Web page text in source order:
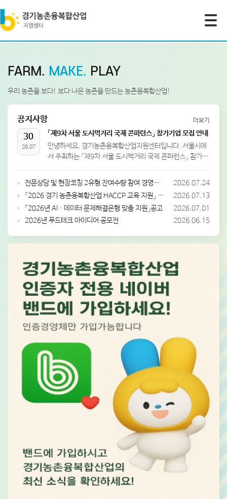
FARM. MAKE. PLAY
우리 농촌을 보다! 보다 나은 농촌을 만드는 농촌융복합산업!
공지사항 더보기
30
26.07
「제9차 서울 도시먹거리 국제 콘퍼런스」 참가기업 모집 안내
안녕하세요, 경기농촌융복합산업지원센터입니다. 서울시에
서 주최하는 「제9차 서울 도시먹거리 국제 콘퍼런스」 참가기
관, 기업 등이 한자리에 모여 지속가능한 먹거리 정책과 미래
전문상담 및 현장코칭 2유형 잔여수량 참여 경영체 모집(마감)
2026.07.24
「2026 경기 농촌융복합산업 HACCP 교육 지원」 참여자 모집 공고
2026.07.13
「2026년 AI · 데이터 문제해결은행 맞춤 지원」공고
2026.07.01
2026년 푸드테크 아이디어 공모전
2026.06.15